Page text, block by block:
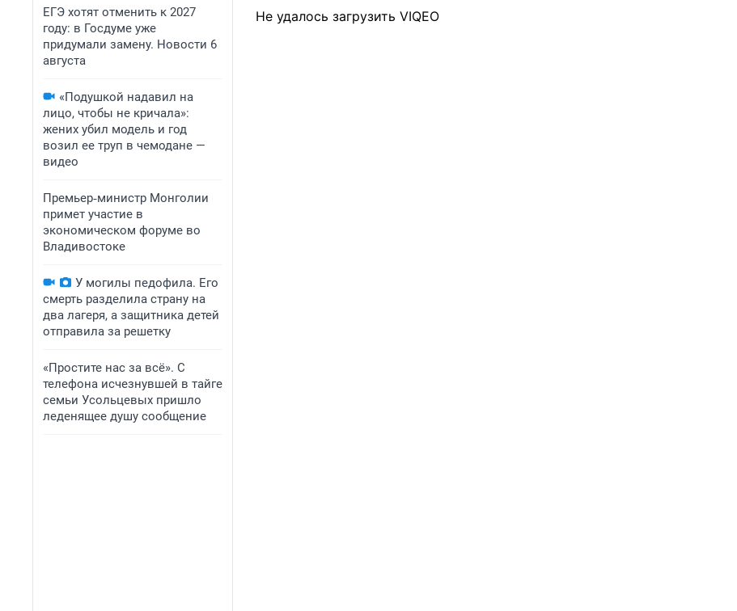
ЕГЭ хотят отменить к 2027
году: в Госдуме уже
придумали замену. Новости 6
августа
«Подушкой надавил на
лицо, чтобы не кричала»:
жених убил модель и год
возил ее труп в чемодане —
видео
Премьер‑министр Монголии
примет участие в
экономическом форуме во
Владивостоке
У могилы педофила. Его
смерть разделила страну на
два лагеря, а защитника детей
отправила за решетку
«Простите нас за всё». С
телефона исчезнувшей в тайге
семьи Усольцевых пришло
леденящее душу сообщение
Не удалось загрузить VIQEO